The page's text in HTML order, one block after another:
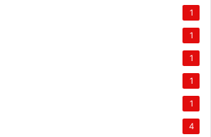
1
1
1
1
1
4